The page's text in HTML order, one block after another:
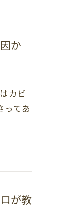
か
カビ
ってあ
が教